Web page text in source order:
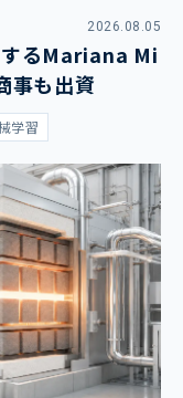
2026.08.05
するMariana Mi
も出資
学習